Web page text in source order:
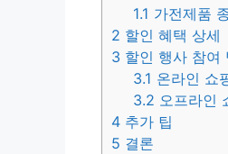
1.1 가전제품
2 할인 혜택 상세
3 할인 행사 참여
3.1 온라인 쇼
3.2 오프라인
4 추가 팁
5 결론